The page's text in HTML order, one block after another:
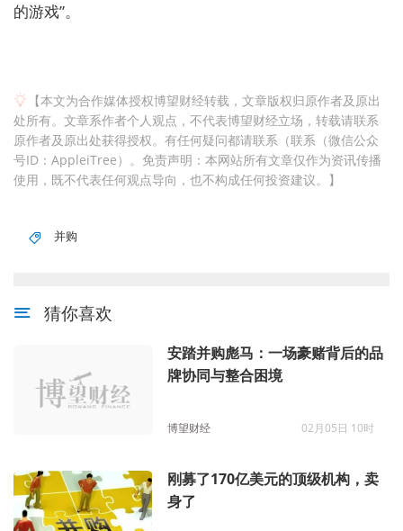
的游戏”。
【本文为合作媒体授权博望财经转载，文章版权归原作者及原出
处所有。文章系作者个人观点，不代表博望财经立场，转载请联系
原作者及原出处获得授权。有任何疑问都请联系（联系（微信公众
号ID：AppleiTree）。免责声明：本网站所有文章仅作为资讯传播
使用，既不代表任何观点导向，也不构成任何投资建议。】
并购
猜你喜欢
安踏并购彪马：一场豪赌背后的品
牌协同与整合困境
博望财经 02月05日 10时
刚募了170亿美元的顶级机构，卖
身了